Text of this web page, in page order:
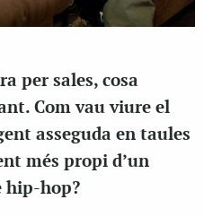
per sales, cosa
Com vau viure el
asseguda en taules
més propi d’un
hip-hop?